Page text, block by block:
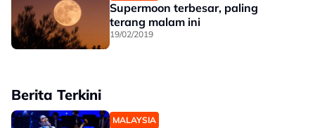
Supermoon terbesar, paling
terang malam ini
19/02/2019
Berita Terkini
MALAYSIA